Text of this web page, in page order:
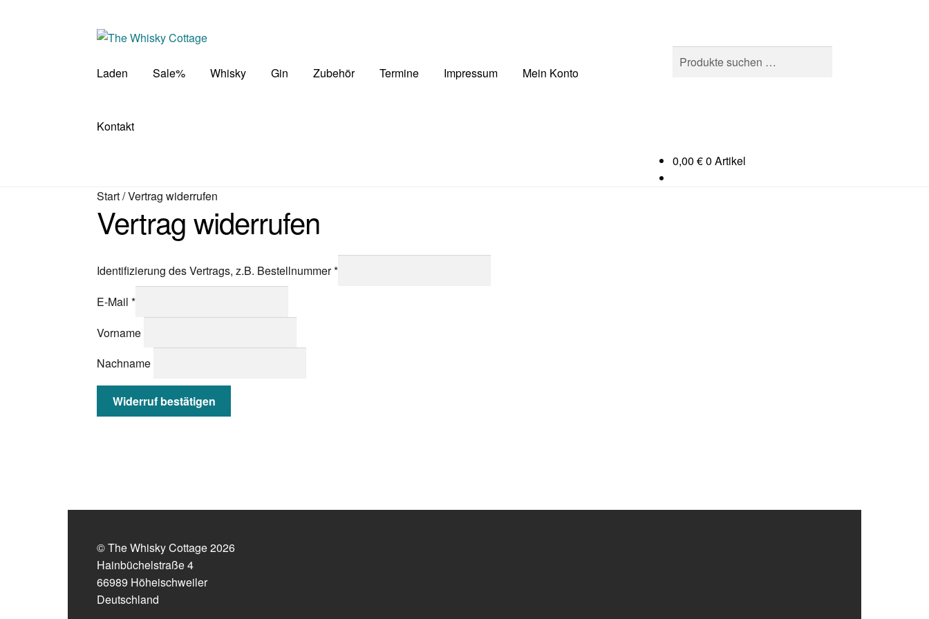
Zur
springen
Zum
springen
Laden Sale% Whisky Gin Zubehör Termine Impressum Mein Konto
Kontakt
Suchen
nach:
Suchen
0,00 €0 Artikel
Start/Vertrag widerrufen
Vertrag widerrufen
Identifizierung des Vertrags, z.B. Bestellnummer*
E-Mail*
E
-
M
e
h
o
l
e
Vorname
Nachname
Widerruf bestätigen
© The Whisky Cottage 2026
Hainbüchelstraße 4
66989 Höheischweiler
Deutschland